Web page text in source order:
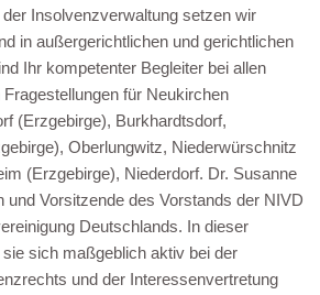
Insolvenzverwaltung setzen wir
in außergerichtlichen und gerichtlichen
Ihr kompetenter Begleiter bei allen
für Neukirchen
(Erzgebirge), Burkhardtsdorf,
Oberlungwitz, Niederwürschnitz
(Erzgebirge), Niederdorf. Dr. Susanne
und Vorsitzende des Vorstands der NIVD
Deutschlands. In dieser
sich maßgeblich aktiv bei der
und der Interessenvertretung